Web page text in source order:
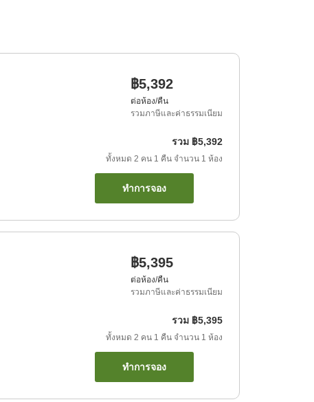
฿5,392
ต่อห้อง/คืน
รวมภาษีและค่าธรรมเนียม
รวม ฿5,392
ทั้งหมด 2 คน 1 คืน จำนวน 1 ห้อง
ทำการจอง
฿5,395
ต่อห้อง/คืน
รวมภาษีและค่าธรรมเนียม
รวม ฿5,395
ทั้งหมด 2 คน 1 คืน จำนวน 1 ห้อง
ทำการจอง